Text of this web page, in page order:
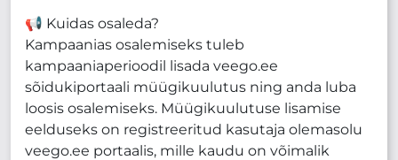
📢 Kuidas osaleda?
Kampaanias osalemiseks tuleb
kampaaniaperioodil lisada veego.ee
sõidukiportaali müügikuulutus ning anda luba
loosis osalemiseks. Müügikuulutuse lisamise
eelduseks on registreeritud kasutaja olemasolu
veego.ee portaalis, mille kaudu on võimalik